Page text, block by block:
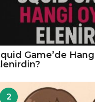
Game’de
2